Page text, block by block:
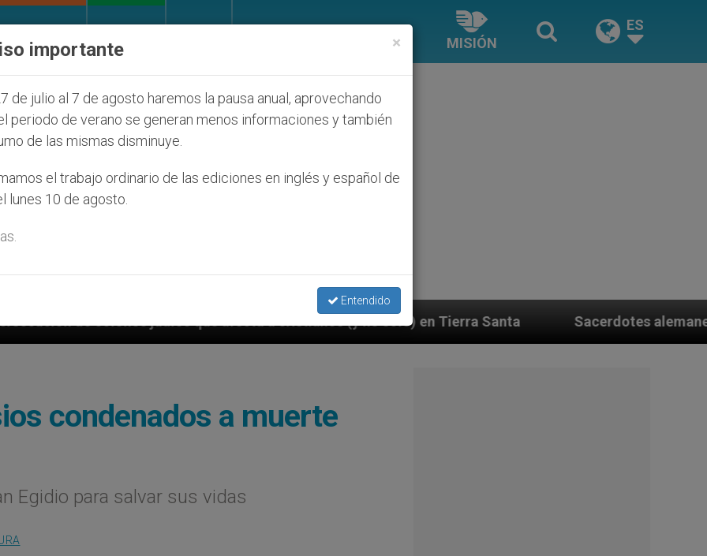
MISIÓN
ES
que afecta a cristianos (y no sólo) en Tierra Santa Sacerdotes alemanes fieles al Papa
condenados a muerte
Egidio para salvar sus vidas
×
importante
de julio al 7 de agosto haremos la pausa anual, aprovechando
periodo de verano se generan menos informaciones y también
de las mismas disminuye.
el trabajo ordinario de las ediciones en inglés y español de
lunes 10 de agosto.
Entendido